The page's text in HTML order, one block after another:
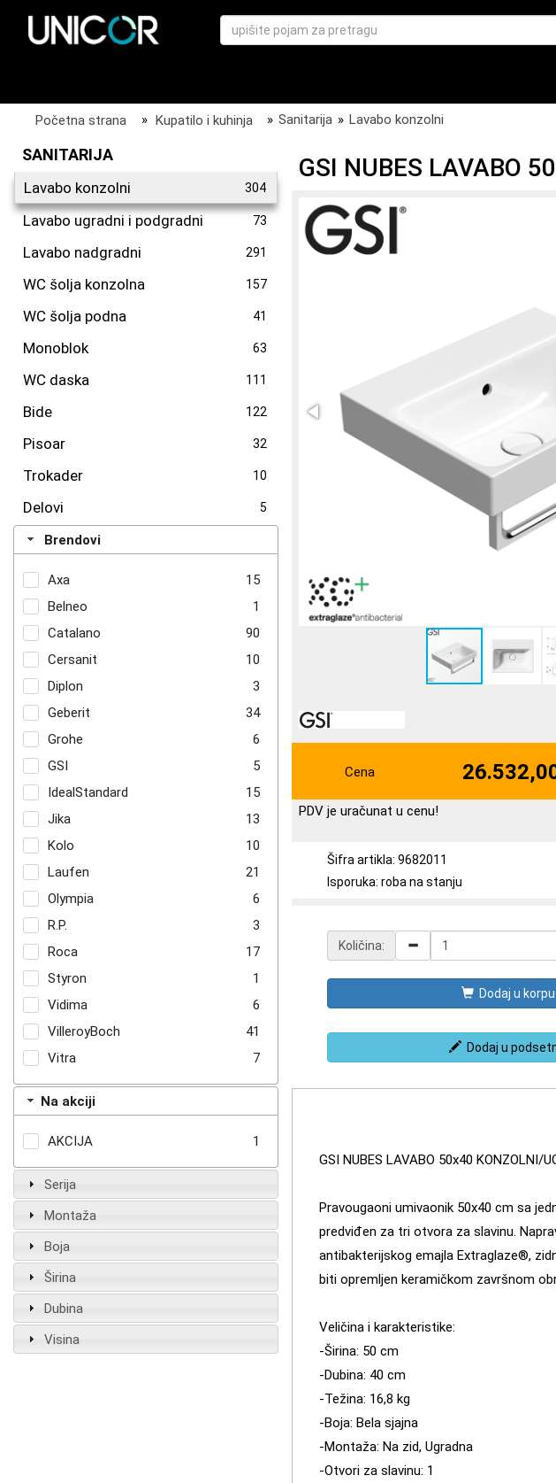
Početna strana » Kupatilo i kuhinja » Sanitarija » Lavabo konzolni
SANITARIJA
Lavabo konzolni 304
Lavabo ugradni i podgradni 73
Lavabo nadgradni 291
WC šolja konzolna 157
WC šolja podna 41
Monoblok 63
WC daska 111
Bide 122
Pisoar 32
Trokader 10
Delovi 5
Brendovi
Axa
15
Belneo
1
Catalano
90
Cersanit
10
Diplon
3
Geberit
34
Grohe
6
GSI
5
IdealStandard
15
Jika
13
Kolo
10
Laufen
21
Olympia
6
R.P.
3
Roca
17
Styron
1
Vidima
6
VilleroyBoch
41
Vitra
7
Na akciji
AKCIJA 1
Serija
Montaža
Boja
Širina
Dubina
Visina
GSI NUBES LAVABO
Cena
PDV je uračunat u cenu!
Šifra artikla: 9682011
Isporuka: roba na stanju
Količina:
Dodaj u korpu
Dodaj u
GSI NUBES LAVABO 50x40 KONZOLNI/
Pravougaoni umivaonik 50x40 cm sa
predviđen za tri otvora za slavinu.
antibakterijskog emajla Extraglaze®,
biti opremljen keramičkom završnom
Veličina i karakteristike:
-Širina: 50 ​​cm
-Dubina: 40 cm
-Težina: 16,8 kg
-Boja: Bela sjajna
-Montaža: Na zid, Ugradna
-Otvori za slavinu: 1